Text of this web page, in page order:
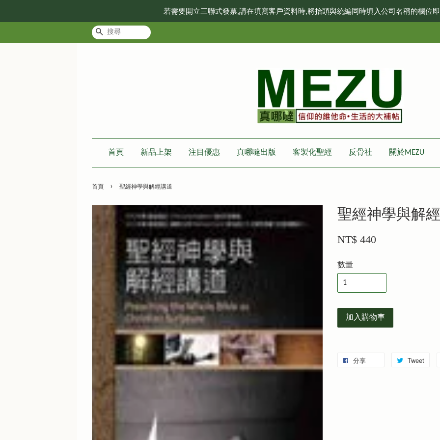
若需要開立三聯式發票,請在填寫客戶資料時,將抬頭與統編同時填入公司名稱的欄位
搜尋
首頁 新品上架 注目優惠 真哪噠出版 客製化聖經 反骨社 關於MEZU
首頁 › 聖經神學與解經講道
聖經神學與解
NT$ 440
數量
加入購物車
分享 Tweet